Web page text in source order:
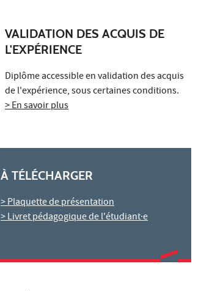
VALIDATION DES ACQUIS DE
L'EXPÉRIENCE
Diplôme accessible en validation des acquis
de l'expérience, sous certaines conditions.
> En savoir plus
À TÉLÉCHARGER
> Plaquette de présentation
> Livret pédagogique de l'étudiant·e